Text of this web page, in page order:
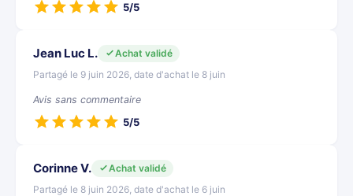
5/5
Jean Luc L.
Achat validé
Partagé le 9 juin 2026, date d'achat le 8 juin
Avis sans commentaire
5/5
Corinne V.
Achat validé
Partagé le 8 juin 2026, date d'achat le 6 juin